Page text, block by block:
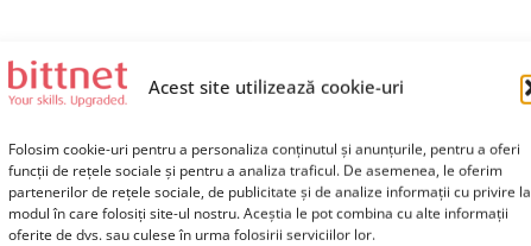
Acest site utilizează cookie-uri
Folosim cookie-uri pentru a personaliza conținutul și anunțurile, pentru a oferi
funcții de rețele sociale și pentru a analiza traficul. De asemenea, le oferim
partenerilor de rețele sociale, de publicitate și de analize informații cu privire la
modul în care folosiți site-ul nostru. Aceștia le pot combina cu alte informații
oferite de dvs. sau culese în urma folosirii serviciilor lor.